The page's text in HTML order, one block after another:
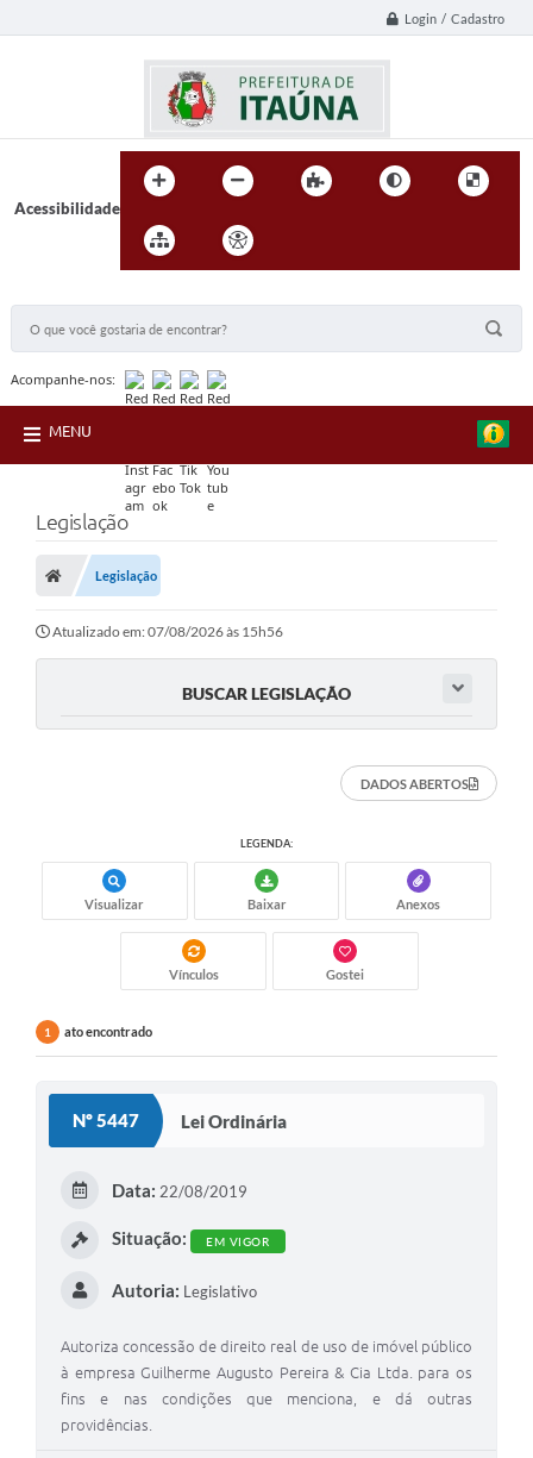
Login / Cadastro
Acessibilidade
Acompanhe-nos:
MENU
Legislação
Legislação
Atualizado em: 07/08/2026 às 15h56
BUSCAR LEGISLAÇÃO
DADOS ABERTOS
LEGENDA:
Visualizar Baixar Anexos
Vínculos Gostei
1 ato encontrado
Nº 5447 Lei Ordinária
Data: 22/08/2019
Situação: EM VIGOR
Autoria: Legislativo
Autoriza concessão de direito real de uso de imóvel público
à empresa Guilherme Augusto Pereira & Cia Ltda. para os
fins e nas condições que menciona, e dá outras
providências.